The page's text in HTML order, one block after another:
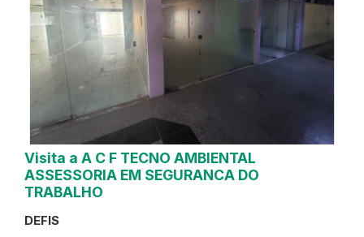
Visita a A C F TECNO AMBIENTAL
ASSESSORIA EM SEGURANCA DO
TRABALHO
DEFIS